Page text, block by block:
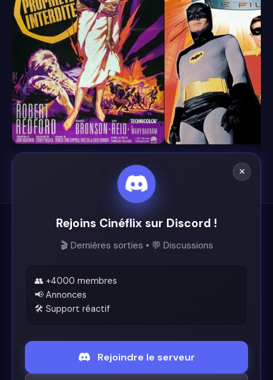
6.5 6.4
Cinéflix
Support
Conditions d'utilisation
×
Rejoins Cinéflix sur Discord !
🎬 Dernières sorties • 💬 Discussions
👥 +4000 membres
📢 Annonces
🛠️ Support réactif
Rejoindre le serveur